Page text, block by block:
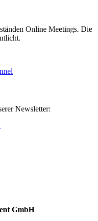
Online Meetings. Die
Newsletter:
GmbH